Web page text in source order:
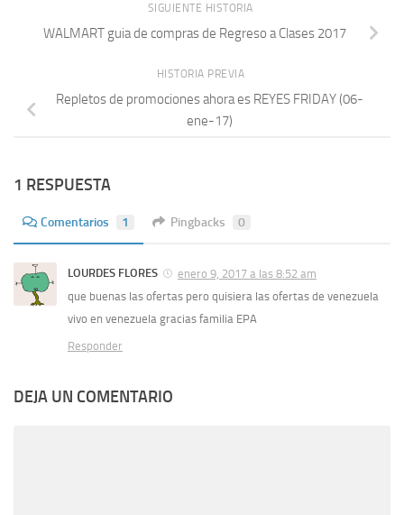
SIGUIENTE HISTORIA
WALMART guia de compras de Regreso a Clases 2017
HISTORIA PREVIA
Repletos de promociones ahora es REYES FRIDAY (06-
ene-17)
1 RESPUESTA
Comentarios 1 Pingbacks 0
LOURDES FLORES
enero 9, 2017 a las 8:52 am
que buenas las ofertas pero quisiera las ofertas de venezuela
vivo en venezuela gracias familia EPA
Responder
DEJA UN COMENTARIO